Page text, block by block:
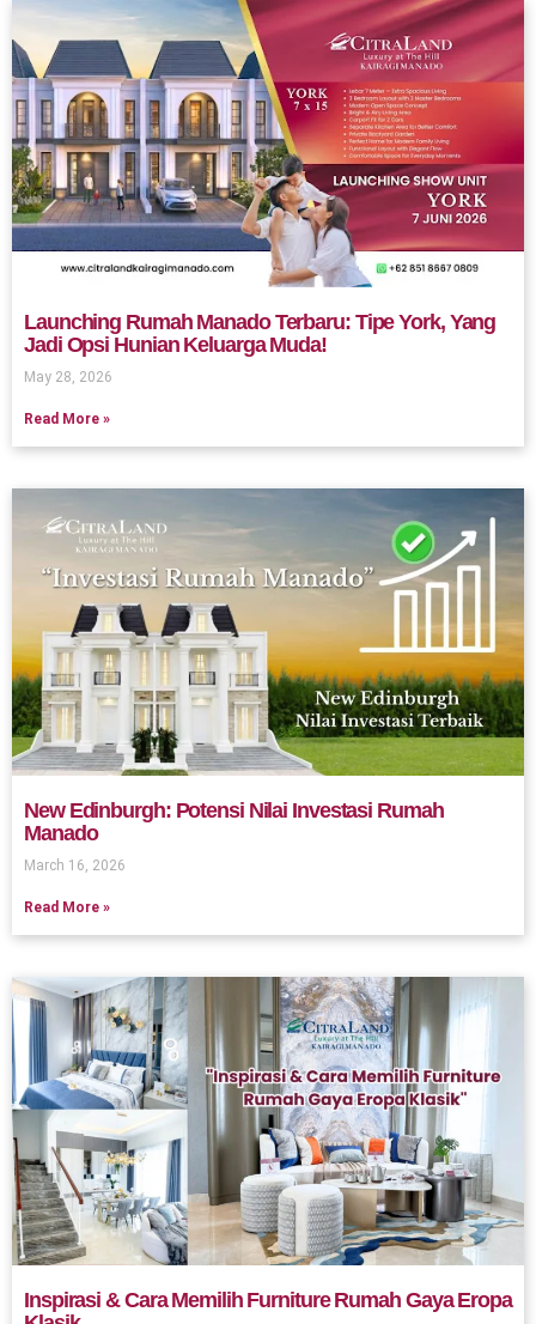
Launching Rumah Manado Terbaru: Tipe York, Yang
Jadi Opsi Hunian Keluarga Muda!
May 28, 2026
Read More »
New Edinburgh: Potensi Nilai Investasi Rumah
Manado
March 16, 2026
Read More »
Inspirasi & Cara Memilih Furniture Rumah Gaya Eropa